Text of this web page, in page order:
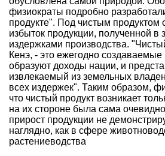
физиократы подробно
продукте". Под чистым продуктом
избыток продукции, полученной в
издержками производства.
Кенэ, - это ежегодно создаваемые
образуют доходы нации, и
извлекаемый из земельных
всех издержек". Таким образом,
что чистый продукт возникает
на их стороне была сама
прирост продукции не
наглядно, как в сфере
растениеводства